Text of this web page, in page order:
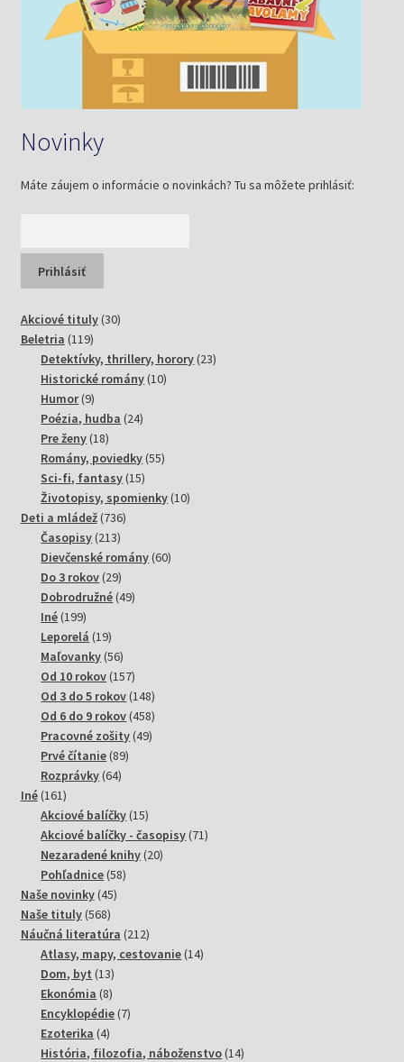
Novinky
Máte záujem o informácie o novinkách? Tu sa môžete prihlásiť:
Akciové tituly 3030
Beletria 119119
produktov
Detektívky, thrillery, horory 2323
Historické romány 1010
Humor 99
produktov
Poézia, hudba 2424
Pre ženy 1818
produktov
Romány, poviedky 5555
Sci-fi, fantasy 1515
produktov
Životopisy, spomienky 1010
Deti a mládež 736736
Časopisy 213213
produktov
Dievčenské romány 6060
Do 3 rokov 2929
produktov
Dobrodružné 4949
Iné 199199
produktov
Leporelá 1919
produktov
Maľovanky 5656
produktov
Od 10 rokov 157157
produktov
Od 3 do 5 rokov 148148
produktov
Od 6 do 9 rokov 458458
produktov
Pracovné zošity 4949
Prvé čítanie 8989
Rozprávky 6464
Iné 161161
produktov
Akciové balíčky 1515
produktov
Akciové balíčky - časopisy 7171
Nezaradené knihy 2020
Pohľadnice 5858
Naše novinky 4545
Naše tituly 568568
produktov
Náučná literatúra 212212
produktov
Atlasy, mapy, cestovanie 1414
Dom, byt 1313
produktov
Ekonómia 88
produktov
Encyklopédie 77
Ezoterika 44
produkty
História, filozofia, náboženstvo 1414